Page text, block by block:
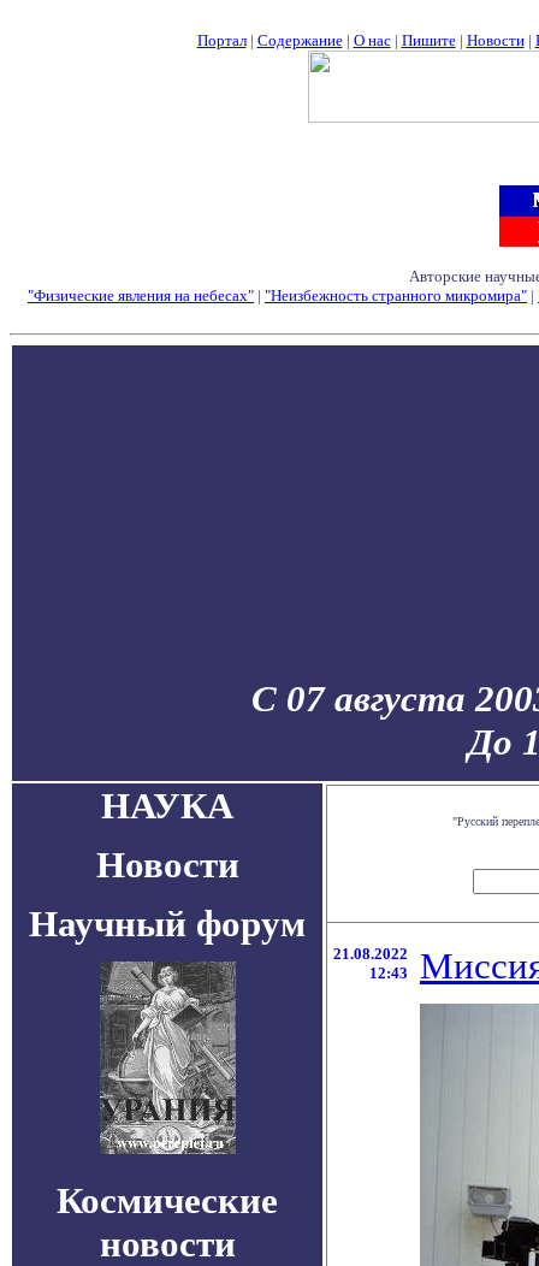
Портал| Содержание| О нас| Пишите| Новости|
Авторские
"Физические явления на небесах" | "Неизбежность странного микромира" |
С 07 августа
До
НАУКА
Новости
Научный форум
Космические
новости
"Русский
21.08.2022
12:43